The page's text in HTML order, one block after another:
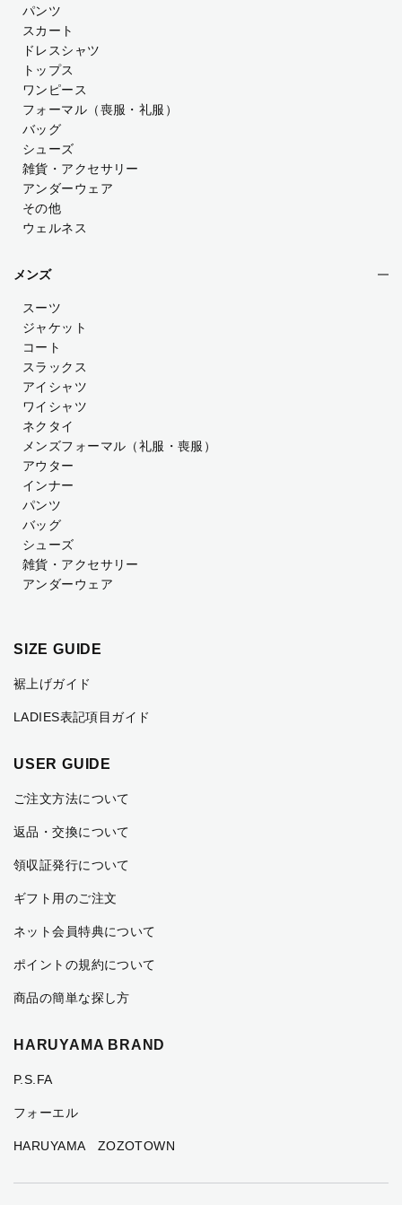
パンツ
スカート
ドレスシャツ
トップス
ワンピース
フォーマル（喪服・礼服）
バッグ
シューズ
雑貨・アクセサリー
アンダーウェア
その他
ウェルネス
メンズ
スーツ
ジャケット
コート
スラックス
アイシャツ
ワイシャツ
ネクタイ
メンズフォーマル （礼服・喪服）
アウター
インナー
パンツ
バッグ
シューズ
雑貨・アクセサリー
アンダーウェア
SIZE GUIDE
裾上げガイド
LADIES表記項目ガイド
USER GUIDE
ご注文方法について
返品・交換について
領収証発行について
ギフト用のご注文
ネット会員特典について
ポイントの規約について
商品の簡単な探し方
HARUYAMA BRAND
P.S.FA
フォーエル
HARUYAMA ZOZOTOWN